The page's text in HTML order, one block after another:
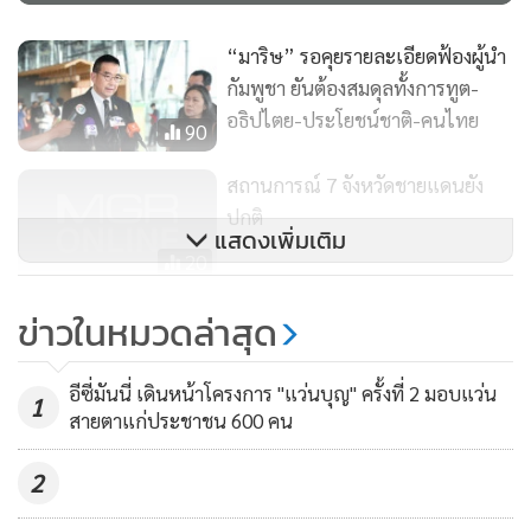
90
“มาริษ” รอคุยรายละเอียดฟ้องผู้นำ
กัมพูชา ยันต้องสมดุลทั้งการทูต-
อธิปไตย-ประโยชน์ชาติ-คนไทย
20
สถานการณ์ 7 จังหวัดชายแดนยัง
ปกติ
581
จานเป็นของไทย เขมรอพยพบุกรุก
ละเมิด MOU43 ไทยประท้วง-อดทน
อดกลั้นมาตลอด
แสดงเพิ่มเติม
ข่าวในหมวดล่าสุด
1
อีซี่มันนี่ เดินหน้าโครงการ "แว่นบุญ" ครั้งที่ 2 มอบแว่น
สายตาแก่ประชาชน 600 คน
2